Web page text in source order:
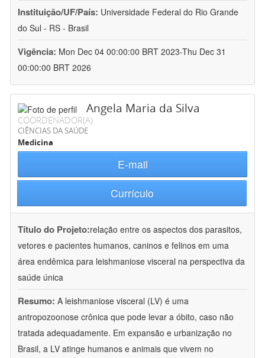
Instituição/UF/País: Universidade Federal do Rio Grande
do Sul - RS - Brasil
Vigência: Mon Dec 04 00:00:00 BRT 2023-Thu Dec 31
00:00:00 BRT 2026
Angela Maria da Silva
COORDENADOR(A)
CIÊNCIAS DA SAÚDE
Medicina
E-mail
Currículo
Título do Projeto:relação entre os aspectos dos parasitos,
vetores e pacientes humanos, caninos e felinos em uma
área endêmica para leishmaniose visceral na perspectiva da
saúde única
Resumo: A leishmaniose visceral (LV) é uma
antropozoonose crônica que pode levar a óbito, caso não
tratada adequadamente. Em expansão e urbanização no
Brasil, a LV atinge humanos e animais que vivem no